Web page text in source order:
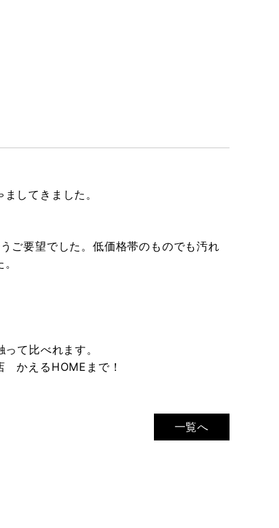
してきました。
ご要望でした。低価格帯のものでも汚れ
て比べれます。
かえるHOMEまで！
一覧へ